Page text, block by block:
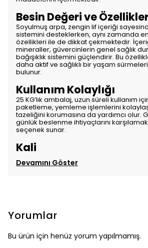
Besin Değeri ve
Soyulmuş arpa, zengin lif içeriği
sistemini desteklerken, aynı zamanda
özellikleri ile de dikkat çekmektedir.
mineraller, güvercinlerin genel sağlık
bağışıklık sistemini güçlendirir. Bu
daha aktif ve sağlıklı bir yaşam
bulunur.
Kullanım Kolaylığı
25 KG’lık ambalaj, uzun süreli kullanım
paketleme, yemleme işlemlerini
tazeliğini korumasına da yardımcı olur.
günlük beslenme ihtiyaçlarını
seçenek sunar.
Kali
Devamını Göster
Yorumlar
Bu ürün için henüz yorum yapılmamış.